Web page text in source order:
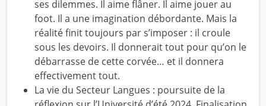
ses dilemmes. Il aime flâner. Il aime jouer au
foot. Il a une imagination débordante. Mais la
réalité finit toujours par s’imposer : il croule
sous les devoirs. Il donnerait tout pour qu’on le
débarrasse de cette corvée… et il donnera
effectivement tout.
La vie du Secteur Langues : poursuite de la